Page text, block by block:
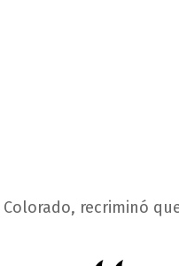
Colorado, recriminó